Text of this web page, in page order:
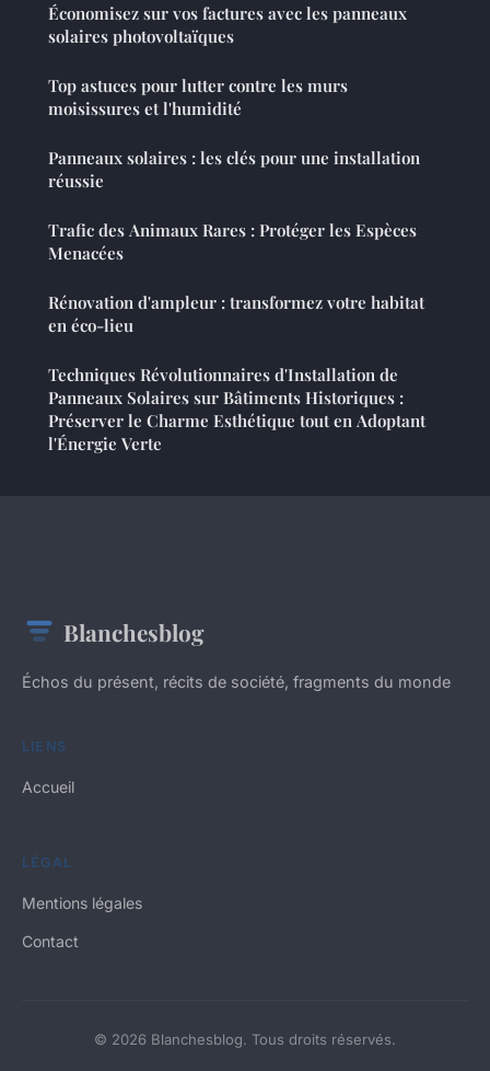
Économisez sur vos factures avec les panneaux
solaires photovoltaïques
Top astuces pour lutter contre les murs
moisissures et l'humidité
Panneaux solaires : les clés pour une installation
réussie
Trafic des Animaux Rares : Protéger les Espèces
Menacées
Rénovation d'ampleur : transformez votre habitat
en éco-lieu
Techniques Révolutionnaires d'Installation de
Panneaux Solaires sur Bâtiments Historiques :
Préserver le Charme Esthétique tout en Adoptant
l'Énergie Verte
Blanchesblog
Échos du présent, récits de société, fragments du monde
LIENS
Accueil
LÉGAL
Mentions légales
Contact
© 2026 Blanchesblog. Tous droits réservés.